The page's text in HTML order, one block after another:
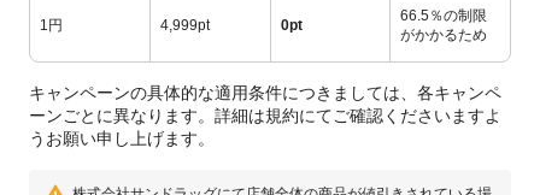
1円 4,999pt 0pt
66.5％の制限
がかかるため
キャンペーンの具体的な適用条件につきましては、各キャンペ
ーンごとに異なります。詳細は規約にてご確認くださいますよ
うお願い申し上げます。